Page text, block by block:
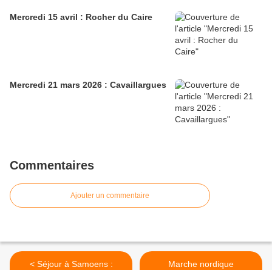
Mercredi 15 avril : Rocher du Caire
Mercredi 21 mars 2026 : Cavaillargues
Commentaires
Ajouter un commentaire
< Séjour à Samoens :
Marche nordique